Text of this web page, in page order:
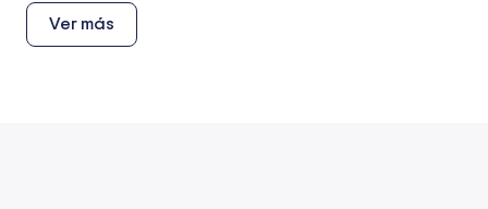
Ver más